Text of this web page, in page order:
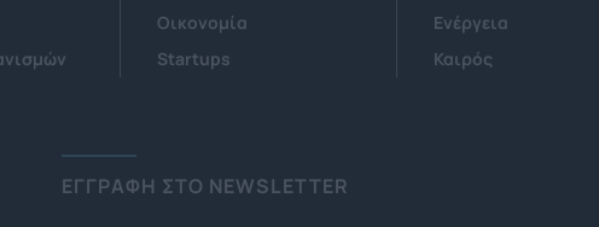
Οικονομία
Startups
Ενέργεια
Καιρός
ΕΓΓΡΑΦΗ ΣΤΟ NEWSLETTER